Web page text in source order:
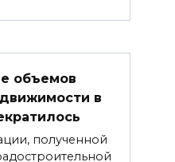
объемов
в
полученной